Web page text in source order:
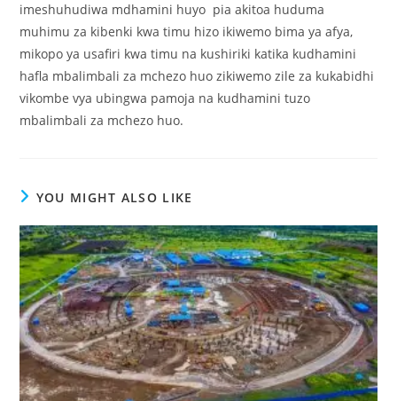
imeshuhudiwa mdhamini huyo pia akitoa huduma
muhimu za kibenki kwa timu hizo ikiwemo bima ya afya,
mikopo ya usafiri kwa timu na kushiriki katika kudhamini
hafla mbalimbali za mchezo huo zikiwemo zile za kukabidhi
vikombe vya ubingwa pamoja na kudhamini tuzo
mbalimbali za mchezo huo.
YOU MIGHT ALSO LIKE